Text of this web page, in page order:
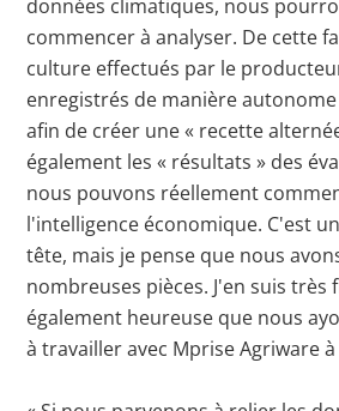
données climatiques, nous
commencer à analyser. De cette
culture effectués par le
enregistrés de manière
afin de créer une « recette
également les « résultats » des
nous pouvons réellement
l'intelligence économique. C'est
tête, mais je pense que nous
nombreuses pièces. J'en suis très
également heureuse que nous
à travailler avec Mprise Agriware à